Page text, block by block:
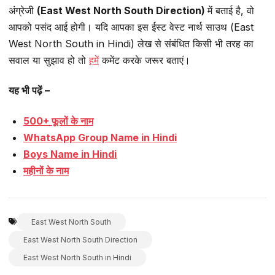
अंग्रेजी (East West North South Direction)में बताई है, वो
आपको पसंद आई होगी। यदि आपका इस ईस्ट वेस्ट नार्थ साउथ (East
West North South in Hindi) लेख से संबंधित किसी भी तरह का
सवाल या सुझाव हो तोहमेंकमेंट करके जरूर बताएं।
यह भी पढ़ें –
500+ फूलों के नाम
WhatsApp Group Name in Hindi
Boys Name in Hindi
महीनों के नाम
East West North South
East West North South Direction
East West North South in Hindi